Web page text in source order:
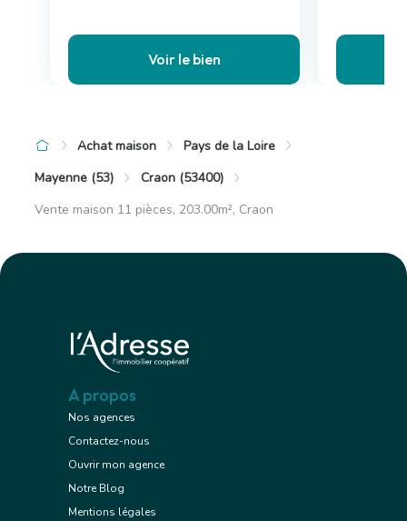
Voir le bien
Achat maison
Pays de la Loire
Mayenne (53)
Craon (53400)
Vente maison 11 pièces, 203.00m², Craon
A propos
Nos agences
Contactez-nous
Ouvrir mon agence
Notre Blog
Mentions légales